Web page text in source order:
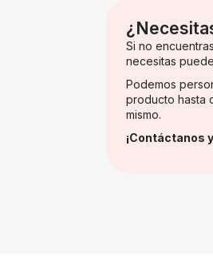
Si no
necesitas
Podemos
producto hasta
mismo.
¡Contáctanos